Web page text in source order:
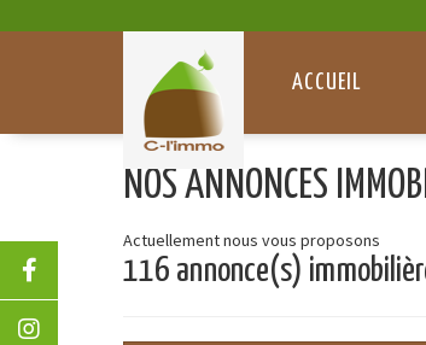
ACCUEIL
NOS ANNONCES
Actuellement nous vous proposons
116 annonce(s)